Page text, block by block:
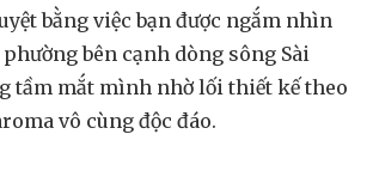
bằng việc bạn được ngắm nhìn
bên cạnh dòng sông Sài
tầm mắt mình nhờ lối thiết kế theo
vô cùng độc đáo.